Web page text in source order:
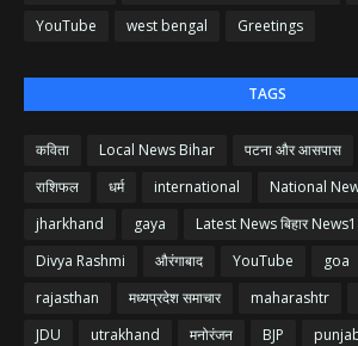
YouTube
west bengal Greetings
TAGS
कविता Local News Bihar पटना और आसपास
राशिफल
धर्म international National
jharkhand
gaya Latest News बिहार
Divya Rashmi
औरंगाबाद YouTube goa
rajasthan
मध्यप्रदेश समाचार maharashtr
JDU
utrakhand मनोरंजन BJP